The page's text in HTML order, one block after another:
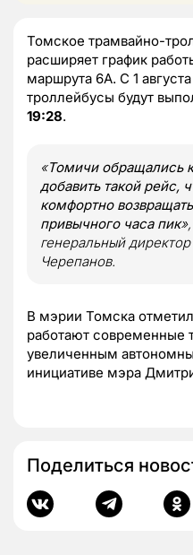
Томское трамвайно-
расширяет график
маршрута 6А. С 1 августа
троллейбусы будут
19:28.
«Томичи обращались
добавить такой рейс,
комфортно
привычного часа пик»
генеральный
Черепанов.
В мэрии Томска
работают современные
увеличенным
инициативе мэра
Поделиться